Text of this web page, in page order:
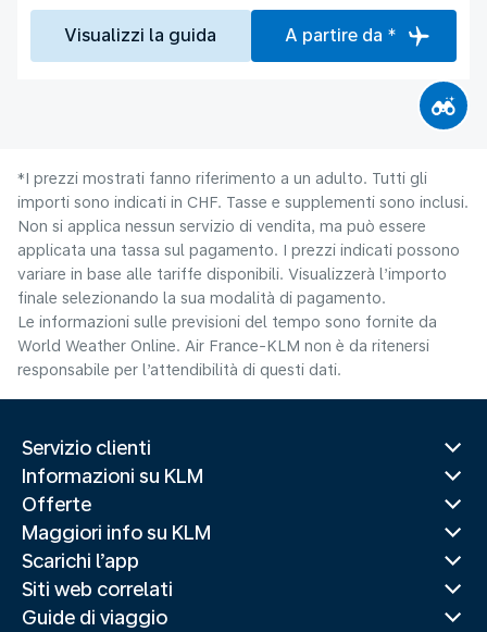
Visualizzi la guida A partire da *
*I prezzi mostrati fanno riferimento a un adulto. Tutti gli
importi sono indicati in CHF. Tasse e supplementi sono inclusi.
Non si applica nessun servizio di vendita, ma può essere
applicata una tassa sul pagamento. I prezzi indicati possono
variare in base alle tariffe disponibili. Visualizzerà l’importo
finale selezionando la sua modalità di pagamento.
Le informazioni sulle previsioni del tempo sono fornite da
World Weather Online. Air France-KLM non è da ritenersi
responsabile per l’attendibilità di questi dati.
Servizio clienti
Informazioni su KLM
Offerte
Maggiori info su KLM
Scarichi l’app
Siti web correlati
Guide di viaggio